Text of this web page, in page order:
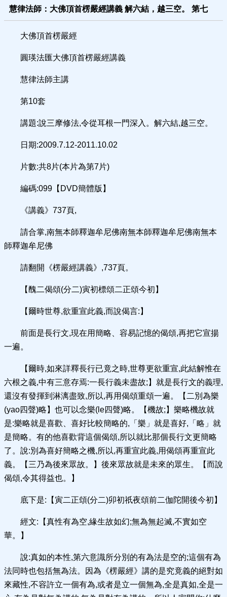
慧律法師：大佛頂首楞嚴經講義 解六結，越三空。 第七
大佛頂首楞嚴經
圓瑛法匯大佛頂首楞嚴經講義
慧律法師主講
第10套
講題:說三摩修法,令從耳根一門深入。解六結,越三空。
日期:2009.7.12-2011.10.02
片數:共8片(本片為第7片)
編碼:099【DVD簡體版】
《講義》737頁,
請合掌,南無本師釋迦牟尼佛南無本師釋迦牟尼佛南無本
師釋迦牟尼佛
請翻開《楞嚴經講義》,737頁。
【醜二偈頌(分二)寅初標頌二正頌今初】
【爾時世尊,欲重宣此義,而說偈言:】
前面是長行文,現在用簡略、容易記憶的偈頌,再把它宣揚
一遍。
【爾時,如來詳釋長行已竟之時,世尊更欲重宣,此結解惟在
六根之義,中有三意存焉:一長行義未盡故;】就是長行文的義理,
還沒有發揮到淋漓盡致,所以,再用偈頌重頌一遍。【二別為樂
(yao四聲)略】也可以念樂(le四聲)略。【機故;】樂略機故就
是:樂略就是喜歡、喜好比較簡略的,「樂」就是喜好,「略」就
是簡略。有的他喜歡背這個偈頌,所以就比那個長行文更簡略
了。說:別為喜好簡略之機,所以,再重宣此義,用偈頌再重宣此
義。【三乃為後來眾故。】後來眾故就是未來的眾生。【而說
偈頌,令其得益也。】
底下是:【寅二正頌(分二)卯初祇夜頌前二伽陀開後今初】
經文:【真性有為空,緣生故如幻;無為無起滅,不實如空
華。】
說:真如的本性,第六意識所分別的有為法是空的;這個有為
法同時也包括無為法。因為《楞嚴經》講的是究竟義的絕對如
來藏性,不容許立一個有為,或者是立一個無為,全是真如,全是一